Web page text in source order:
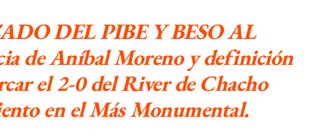
DEL PIBE Y BESO AL
de Aníbal Moreno y definición
el 2-0 del River de Chacho
en el Más Monumental.